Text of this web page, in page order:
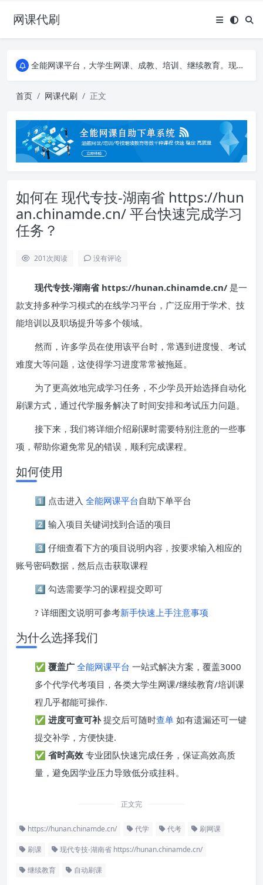
网课代刷
AI论文写作平台，根据真实文献内容生成论文
全能网课平台，大学生网课、成教、培训、继续教育。现已接入代刷代考项目3000+
全能网课平台，大学生网课、成教、培训、继续教育。现已接入代刷代考项目3000+
首页 网课代刷 正文
如何在 现代专技-湖南省 https://hun
an.chinamde.cn/ 平台快速完成学习
任务？
201次阅读 没有评论
现代专技-湖南省 https://hunan.chinamde.cn/ 是一
款支持多种学习模式的在线学习平台，广泛应用于学术、技
能培训以及职场提升等多个领域。
然而，许多学员在使用该平台时，常遇到进度慢、考试
难度大等问题，这使得学习进度常常被拖延。
为了更高效地完成学习任务，不少学员开始选择自动化
刷课方式，通过代学服务解决了时间安排和考试压力问题。
接下来，我们将详细介绍刷课时需要特别注意的一些事
项，帮助你避免常见的错误，顺利完成课程。
如何使用
1️⃣ 点击进入 全能网课平台自助下单平台
2️⃣ 输入项目关键词找到合适的项目
3️⃣ 仔细查看下方的项目说明内容，按要求输入相应的
账号密码数据，然后点击获取课程
4️⃣ 勾选需要学习的课程提交即可
? 详细图文说明可参考新手快速上手注意事项
为什么选择我们
✅ 覆盖广 全能网课平台 一站式解决方案，覆盖3000
多个代学代考项目，各类大学生网课/继续教育/培训课
程几乎都能可操作.
✅ 进度可查可补提交后可随时查单 如有遗漏还可一键
提交补学，方便快捷.
✅ 省时高效 专业团队快速完成任务，保证高效高质
量，避免因学业压力导致低分或挂科。
正文完
https://hunan.chinamde.cn/ 代学 代考 刷网课
刷课 现代专技-湖南省 https://hunan.chinamde.cn/
继续教育 自动刷课